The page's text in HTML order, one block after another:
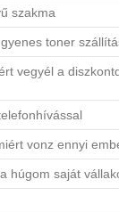
szakma
toner
vegyél a
vonz ennyi
húgom saját